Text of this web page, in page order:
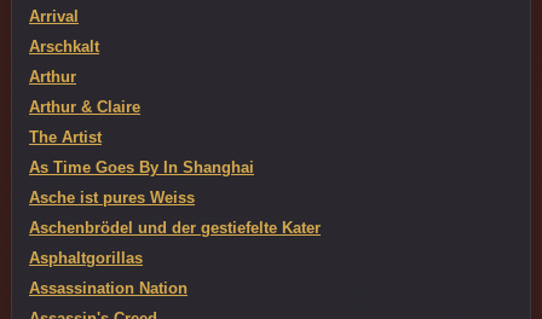
Arrival
Arschkalt
Arthur
Arthur & Claire
The Artist
As Time Goes By In Shanghai
Asche ist pures Weiss
Aschenbrödel und der gestiefelte Kater
Asphaltgorillas
Assassination Nation